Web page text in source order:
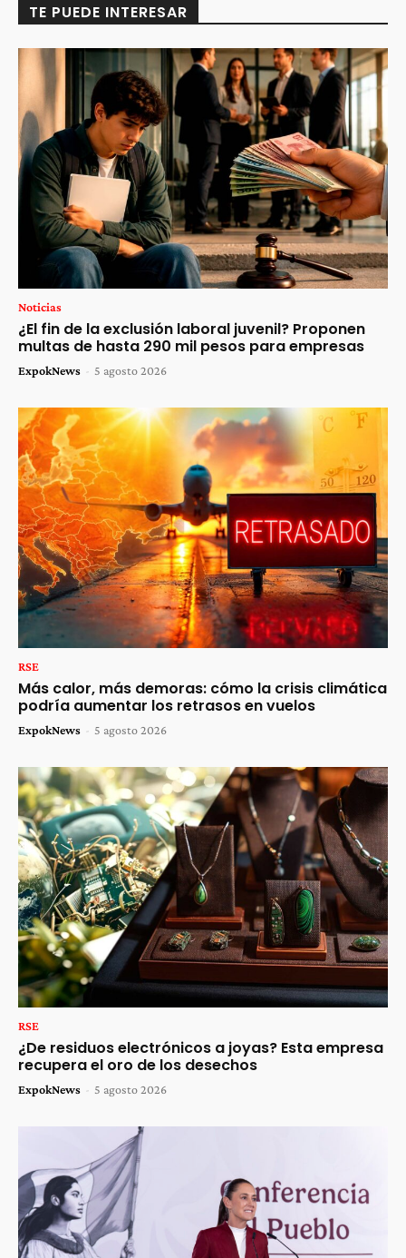
TE PUEDE INTERESAR
Noticias
¿El fin de la exclusión laboral juvenil? Proponen
multas de hasta 290 mil pesos para empresas
ExpokNews - 5 agosto 2026
RSE
Más calor, más demoras: cómo la crisis climática
podría aumentar los retrasos en vuelos
ExpokNews - 5 agosto 2026
RSE
¿De residuos electrónicos a joyas? Esta empresa
recupera el oro de los desechos
ExpokNews - 5 agosto 2026